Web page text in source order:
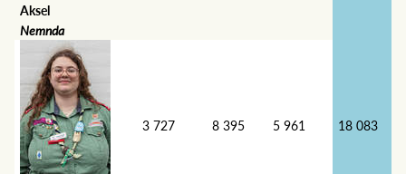
Aksel
Nemnda
3 727 8 395 5 961 18 083